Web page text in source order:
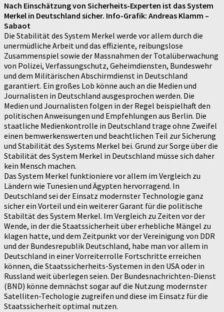
Nach Einschätzung von Sicherheits-Experten ist das System
Merkel in Deutschland sicher. Info-Grafik: Andreas Klamm –
Sabaot
Die Stabilität des System Merkel werde vor allem durch die
unermüdliche Arbeit und das effiziente, reibungslose
Zusammenspiel sowie der Massnahmen der Totalüberwachung
von Polizei, Verfassungschutz, Geheimdiensten, Bundeswehr
und dem Militärischen Abschirmdienst in Deutschland
garantiert. Ein großes Lob könne auch an die Medien und
Journalisten in Deutschland ausgesprochen werden. Die
Medien und Journalisten folgen in der Regel beispielhaft den
politischen Anweisungen und Empfehlungen aus Berlin. Die
staatliche Medienkontrolle in Deutschland trage ohne Zweifel
einen bemwerkenswerten und beachtlichen Teil zur Sicherung
und Stabilität des Systems Merkel bei. Grund zur Sorge über die
Stabilität des System Merkel in Deutschland müsse sich daher
kein Mensch machen.
Das System Merkel funktioniere vor allem im Vergleich zu
Ländern wie Tunesien und Ägypten hervorragend. In
Deutschland sei der Einsatz modernster Technologie ganz
sicher ein Vorteil und ein weiterer Garant für die politische
Stabiltät des System Merkel. Im Vergleich zu Zeiten vor der
Wende, in der die Staatssicherheit über erhebliche Mängel zu
klagen hatte, und dem Zeitpunkt vor der Vereinigung von DDR
und der Bundesrepublik Deutschland, habe man vor allem in
Deutschland in einer Vorreiterrolle Fortschritte erreichen
können, die Staatssicherheits-Systemen in den USA oder in
Russland weit überlegen seien. Der Bundesnachrichten-Dienst
(BND) könne demnächst sogar auf die Nutzung modernster
Satelliten-Techologie zugreifen und diese im Einsatz für die
Staatssicherheit optimal nutzen.